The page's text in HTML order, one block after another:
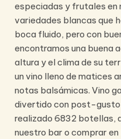
especiadas y frutales en
variedades blancas que
boca fluido, pero con
encontramos una buena
altura y el clima de su
un vino lleno de matices
notas balsámicas. Vino
divertido con post-gusto
realizado 6832 botellas,
nuestro bar o comprar en